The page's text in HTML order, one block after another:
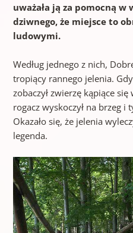
uważała ją za pomocną
dziwnego, że miejsce to
ludowymi.
Według jednego z nich,
tropiący rannego jelenia.
zobaczył zwierzę kąpiące
rogacz wyskoczył na brzeg i
Okazało się, że jelenia
legenda.